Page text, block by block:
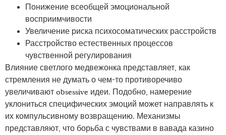
Понижение всеобщей эмоциональной
восприимчивости
Увеличение риска психосоматических расстройств
Расстройство естественных процессов
чувственной регулирования
Влияние светлого медвежонка представляет, как
стремления не думать о чем-то противоречиво
увеличивают obsessive идеи. Подобно, намерение
уклониться специфических эмоций может направлять к
их компульсивному возвращению. Механизмы
представляют, что борьба с чувствами в вавада казино